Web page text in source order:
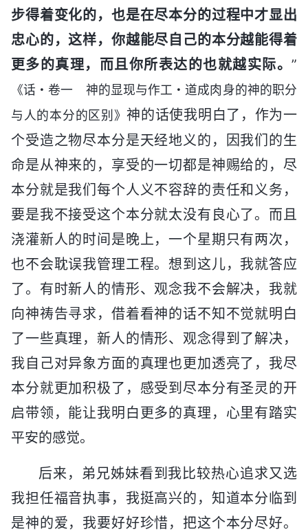
步得着变化的，也是在尽本分的过程中才显出
忠心的，这样，你越能尽自己的本分越能得着
更多的真理，而且你所表达的也就越实际。 ”
《话・卷一 神的显现与作工・道成肉身的神的职分
与人的本分的区别》 神的话使我明白了，作为一
个受造之物尽本分是天经地义的，因我们的生
命是从神来的，享受的一切都是神赐给的，尽
本分就是我们每个人义不容辞的责任和义务，
要是我不接受这个本分就太没有良心了。而且
浇灌新人的时间是晚上，一个星期只有两次，
也不会耽误我管理工程。想到这儿，我就答应
了。有时新人的情形、观念我不会解决，我就
向神祷告寻求，借着看神的话不知不觉就明白
了一些真理，新人的情形、观念得到了解决，
我自己对异象方面的真理也更加透亮了，我尽
本分就更加积极了，感受到尽本分有圣灵的开
启带领，能让我明白更多的真理，心里有踏实
平安的感觉。
后来，弟兄姊妹看到我比较热心追求又选
我担任福音执事，我挺高兴的，知道本分临到
是神的爱，我要好好珍惜，把这个本分尽好。